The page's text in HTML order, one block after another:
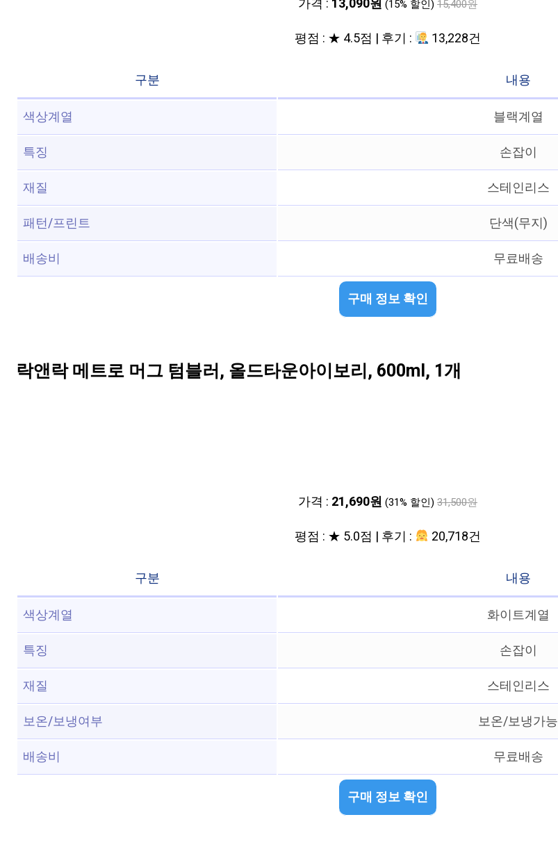
가격 : 13,090원 (15% 할인) 15,400원
평점 : ★ 4.5점 | 후기 : 13,228건
구분
내용
색상계열
블랙계열
특징
손잡이
재질
스테인리스
패턴/프린트
단색(무지)
배송비
무료배송
구매 정보 확인
락앤락 메트로 머그 텀블러, 올드타운아이보리, 600ml, 1개
가격 : 21,690원 (31% 할인) 31,500원
평점 : ★ 5.0점 | 후기 : 20,718건
구분
내용
색상계열
화이트계열
특징
손잡이
재질
스테인리스
보온/보냉여부
보온/보냉가능
배송비
무료배송
구매 정보 확인